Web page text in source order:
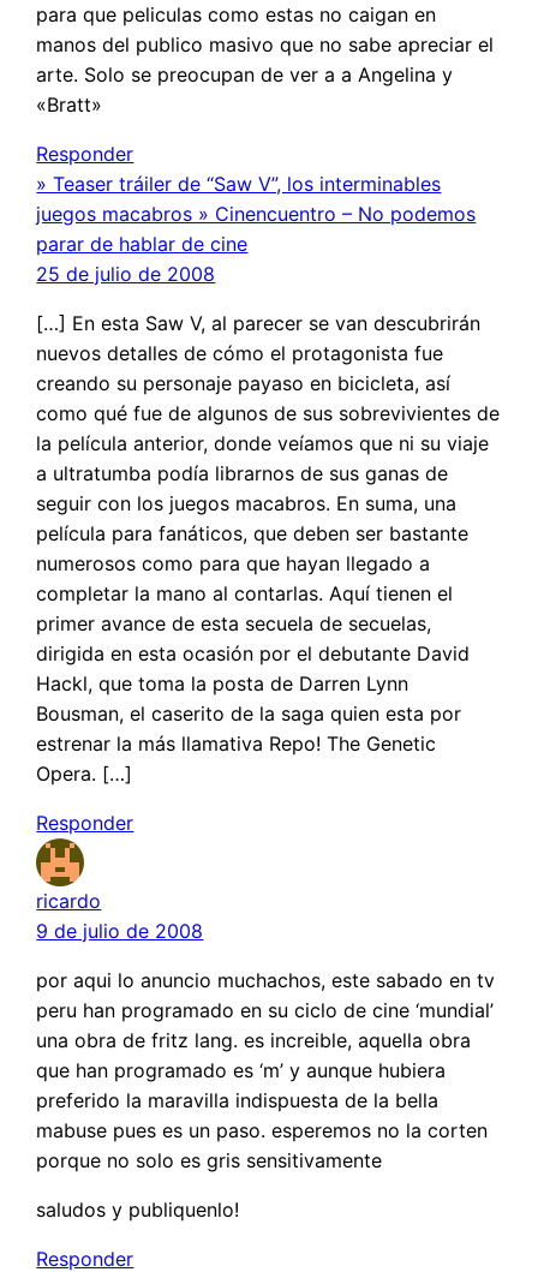
para que peliculas como estas no caigan en
manos del publico masivo que no sabe apreciar el
arte. Solo se preocupan de ver a a Angelina y
«Bratt»
Responder
» Teaser tráiler de “Saw V”, los interminables
juegos macabros » Cinencuentro – No podemos
parar de hablar de cine
25 de julio de 2008
[…] En esta Saw V, al parecer se van descubrirán
nuevos detalles de cómo el protagonista fue
creando su personaje payaso en bicicleta, así
como qué fue de algunos de sus sobrevivientes de
la película anterior, donde veíamos que ni su viaje
a ultratumba podía librarnos de sus ganas de
seguir con los juegos macabros. En suma, una
película para fanáticos, que deben ser bastante
numerosos como para que hayan llegado a
completar la mano al contarlas. Aquí tienen el
primer avance de esta secuela de secuelas,
dirigida en esta ocasión por el debutante David
Hackl, que toma la posta de Darren Lynn
Bousman, el caserito de la saga quien esta por
estrenar la más llamativa Repo! The Genetic
Opera. […]
Responder
ricardo
9 de julio de 2008
por aqui lo anuncio muchachos, este sabado en tv
peru han programado en su ciclo de cine ‘mundial’
una obra de fritz lang. es increible, aquella obra
que han programado es ‘m’ y aunque hubiera
preferido la maravilla indispuesta de la bella
mabuse pues es un paso. esperemos no la corten
porque no solo es gris sensitivamente
saludos y publiquenlo!
Responder